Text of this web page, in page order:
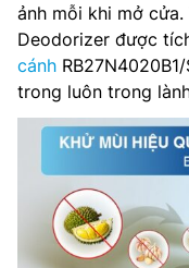
ảnh mỗi khi mở
Deodorizer được
cánh
trong luôn trong